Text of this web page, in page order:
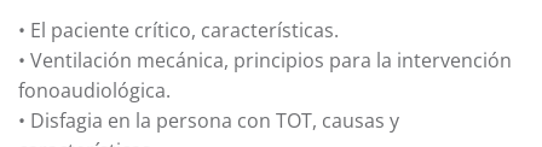
• El paciente crítico, características.
• Ventilación mecánica, principios para la intervención
fonoaudiológica.
• Disfagia en la persona con TOT, causas y